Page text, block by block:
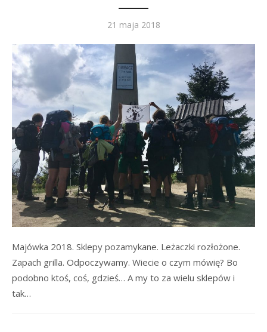
Posted
21 maja 2018
Majówka 2018. Sklepy pozamykane. Leżaczki rozłożone.
Zapach grilla. Odpoczywamy. Wiecie o czym mówię? Bo
podobno ktoś, coś, gdzieś… A my to za wielu sklepów i
tak…